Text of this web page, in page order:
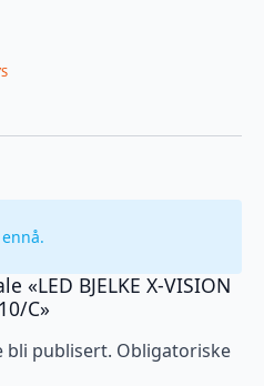
«LED BJELKE X-VISION
C»
bli publisert. Obligatoriske